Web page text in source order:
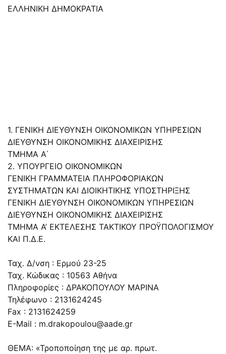
ΕΛΛΗΝΙΚΗ ΔΗΜΟΚΡΑΤΙΑ
1. ΓΕΝΙΚΗ ΔΙΕΥΘΥΝΣΗ ΟΙΚΟΝΟΜΙΚΩΝ ΥΠΗΡΕΣΙΩΝ
ΔΙΕΥΘΥΝΣΗ ΟΙΚΟΝΟΜΙΚΗΣ ΔΙΑΧΕΙΡΙΣΗΣ
ΤΜΗΜΑ Α΄
2. ΥΠΟΥΡΓΕΙΟ ΟΙΚΟΝΟΜΙΚΩΝ
ΓΕΝΙΚΗ ΓΡΑΜΜΑΤΕΙΑ ΠΛΗΡΟΦΟΡΙΑΚΩΝ
ΣΥΣΤΗΜΑΤΩΝ ΚΑΙ ΔΙΟΙΚΗΤΙΚΗΣ ΥΠΟΣΤΗΡΙΞΗΣ
ΓΕΝΙΚΗ ΔΙΕΥΘΥΝΣΗ ΟΙΚΟΝΟΜΙΚΩΝ ΥΠΗΡΕΣΙΩΝ
ΔΙΕΥΘΥΝΣΗ ΟΙΚΟΝΟΜΙΚΗΣ ΔΙΑΧΕΙΡΙΣΗΣ
ΤΜΗΜΑ Α’ ΕΚΤΕΛΕΣΗΣ ΤΑΚΤΙΚΟΥ ΠΡΟΫΠΟΛΟΓΙΣΜΟΥ
ΚΑΙ Π.Δ.Ε.
Ταχ. Δ/νση : Ερμού 23-25
Ταχ. Κώδικας : 10563 Αθήνα
Πληροφορίες : ΔΡΑΚΟΠΟΥΛΟΥ ΜΑΡΙΝΑ
Τηλέφωνο : 2131624245
Fax : 2131624259
E-Mail : m.drakopoulou@aade.gr
ΘΕΜΑ: «Τροποποίηση της με αρ. πρωτ.